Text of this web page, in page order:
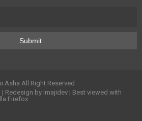
Asha All Right Reserved
| Redesign by Imajidev | Best viewed with
Firefox